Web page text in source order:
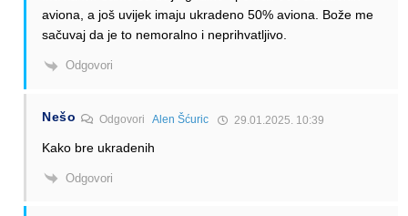
aviona, a još uvijek imaju ukradeno 50% aviona. Bože me
sačuvaj da je to nemoralno i neprihvatljivo.
Odgovori
Nešo Odgovori Alen Šćuric 29.01.2025. 10:39
Kako bre ukradenih
Odgovori